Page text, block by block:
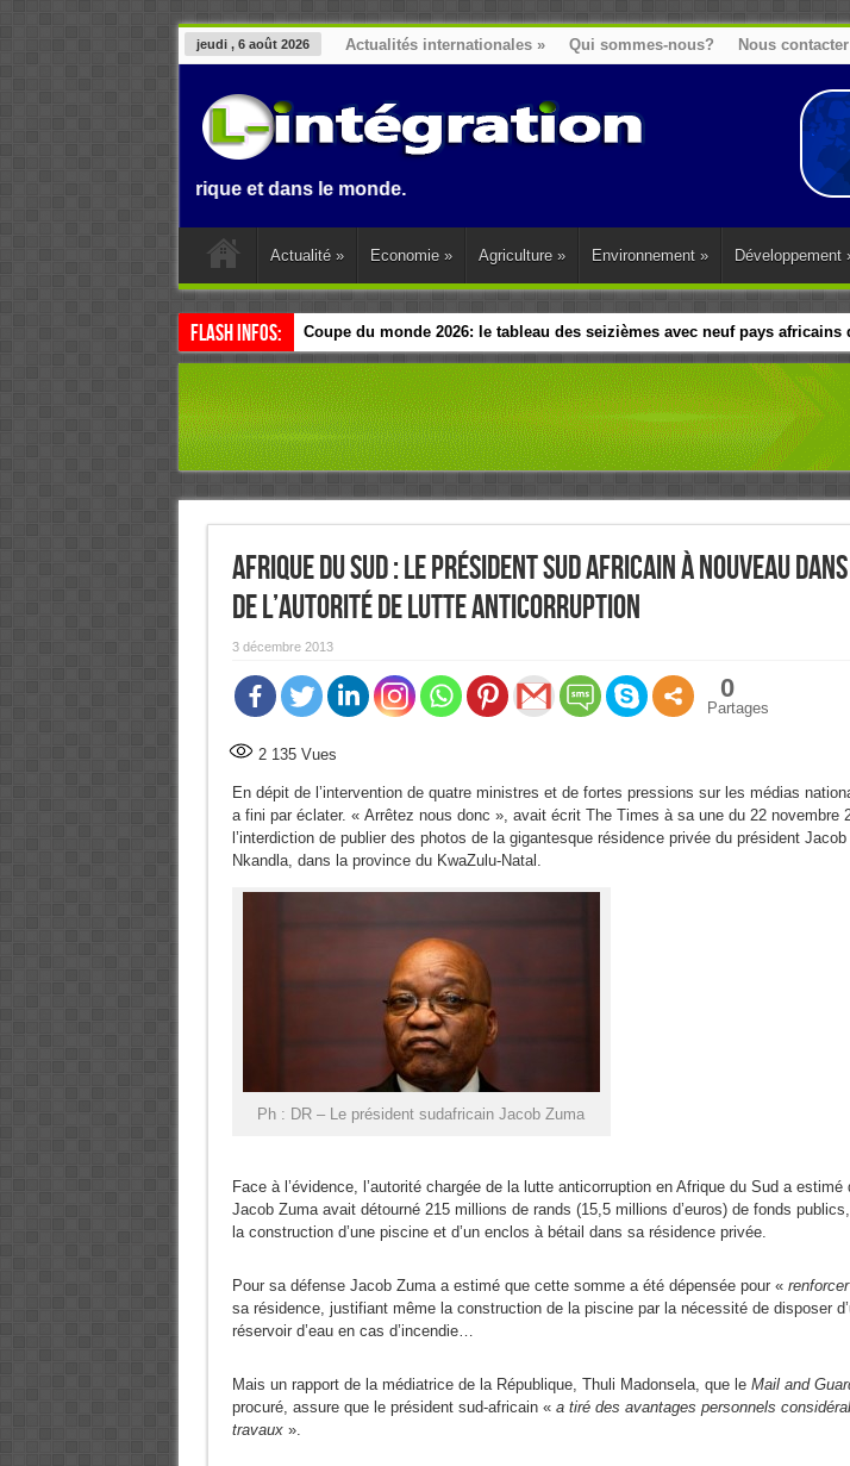
jeudi , 6 août 2026 Actualités internationales » Qui sommes-nous? Nous contacter
en Afrique et dans le monde.
Actualité » Economie » Agriculture » Environnement » Développement
Flash Infos: Coupe du monde 2026: le tableau des seizièmes avec neuf pays africains
Esclavage: à Accra, l’Afrique et sa diaspora tentent de parler d’une seule
Afrique du Sud : Le président sud africain à nouveau
de l’autorité de lutte anticorruption
3 décembre 2013
0
Partages
2 135Vues
En dépit de l’intervention de quatre ministres et de fortes pressions sur les médias
a fini par éclater. « Arrêtez nous donc », avait écrit The Times à sa une du 22 novembre
l’interdiction de publier des photos de la gigantesque résidence privée du président
Nkandla, dans la province du KwaZulu-Natal.
Ph : DR – Le président sudafricain Jacob Zuma
Face à l’évidence, l’autorité chargée de la lutte anticorruption en Afrique du Sud a estimé
Jacob Zuma avait détourné 215 millions de rands (15,5 millions d’euros) de fonds
la construction d’une piscine et d’un enclos à bétail dans sa résidence privée.
Pour sa défense Jacob Zuma a estimé que cette somme a été dépensée pour «
sa résidence, justifiant même la construction de la piscine par la nécessité de disposer
réservoir d’eau en cas d’incendie…
Mais un rapport de la médiatrice de la République, Thuli Madonsela, que le Mail and
procuré, assure que le président sud-africain «a tiré des avantages personnels
travaux».